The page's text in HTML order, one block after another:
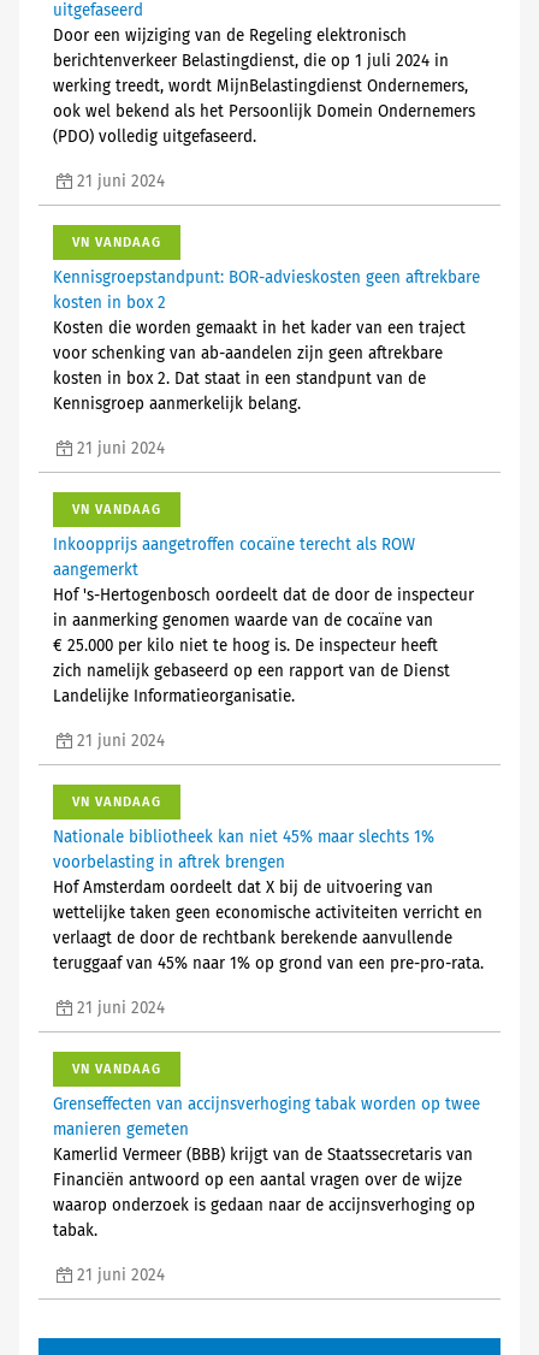
uitgefaseerd
Door een wijziging van de Regeling elektronisch
berichtenverkeer Belastingdienst, die op 1 juli 2024 in
werking treedt, wordt MijnBelastingdienst Ondernemers,
ook wel bekend als het Persoonlijk Domein Ondernemers
(PDO) volledig uitgefaseerd.
21 juni 2024
VN VANDAAG
Kennisgroepstandpunt: BOR-advieskosten geen aftrekbare
kosten in box 2
Kosten die worden gemaakt in het kader van een traject
voor schenking van ab-aandelen zijn geen aftrekbare
kosten in box 2. Dat staat in een standpunt van de
Kennisgroep aanmerkelijk belang.
21 juni 2024
VN VANDAAG
Inkoopprijs aangetroffen cocaïne terecht als ROW
aangemerkt
Hof 's-Hertogenbosch oordeelt dat de door de inspecteur
in aanmerking genomen waarde van de cocaïne van
€ 25.000 per kilo niet te hoog is. De inspecteur heeft
zich namelijk gebaseerd op een rapport van de Dienst
Landelijke Informatieorganisatie.
21 juni 2024
VN VANDAAG
Nationale bibliotheek kan niet 45% maar slechts 1%
voorbelasting in aftrek brengen
Hof Amsterdam oordeelt dat X bij de uitvoering van
wettelijke taken geen economische activiteiten verricht en
verlaagt de door de rechtbank berekende aanvullende
teruggaaf van 45% naar 1% op grond van een pre-pro-rata.
21 juni 2024
VN VANDAAG
Grenseffecten van accijnsverhoging tabak worden op twee
manieren gemeten
Kamerlid Vermeer (BBB) krijgt van de Staatssecretaris van
Financiën antwoord op een aantal vragen over de wijze
waarop onderzoek is gedaan naar de accijnsverhoging op
tabak.
21 juni 2024